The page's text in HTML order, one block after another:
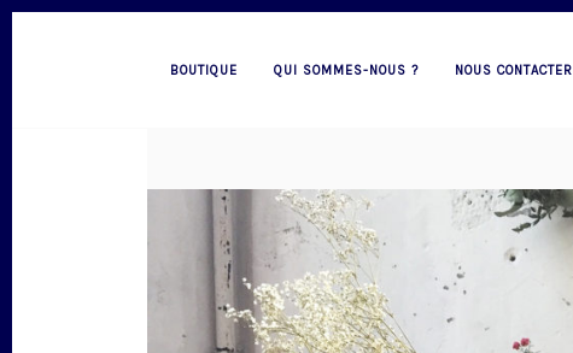
BOUTIQUE QUI SOMMES-NOUS ? NOUS CONTACTER